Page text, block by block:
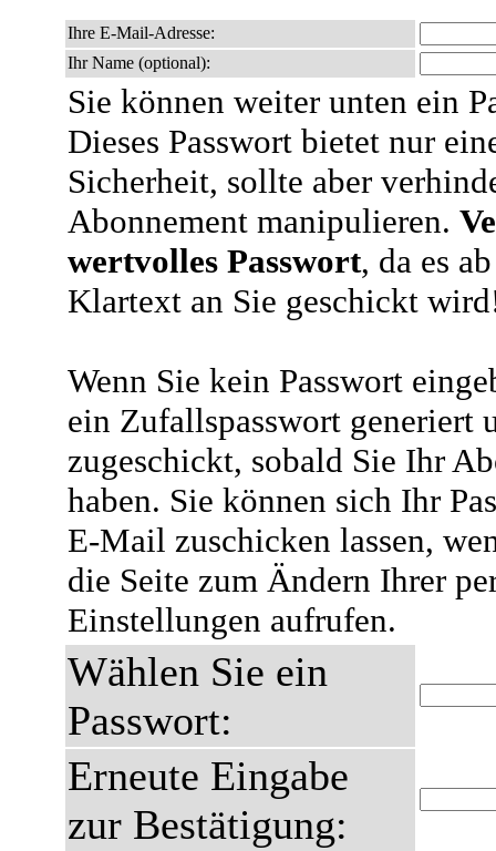
Ihre E-Mail-Adresse:
Ihr Name (optional):
Sie können weiter unten ein
Dieses Passwort bietet nur
Sicherheit, sollte aber
Abonnement manipulieren.
wertvolles Passwort, da es
Klartext an Sie geschickt
Wenn Sie kein Passwort
ein Zufallspasswort generiert
zugeschickt, sobald Sie Ihr
haben. Sie können sich Ihr
E-Mail zuschicken lassen,
die Seite zum Ändern Ihrer
Einstellungen aufrufen.
Wählen Sie ein
Passwort:
Erneute Eingabe
zur Bestätigung: